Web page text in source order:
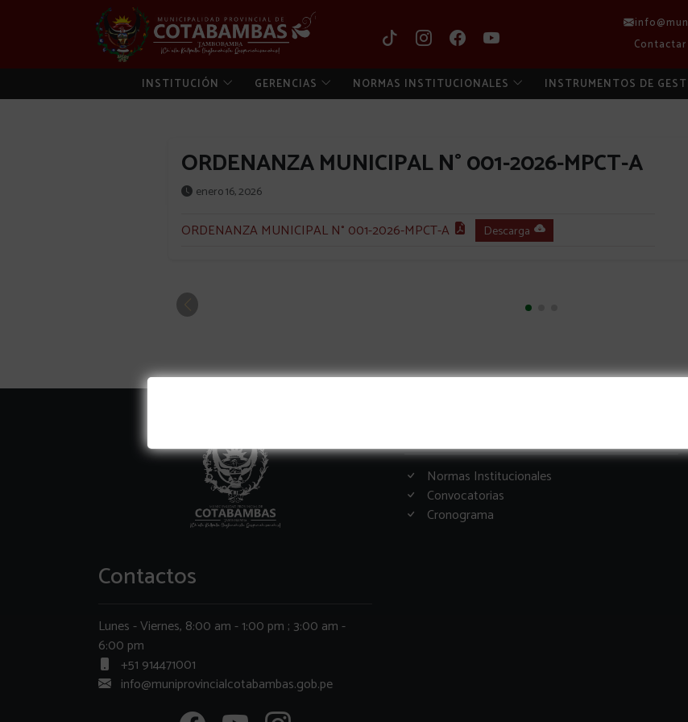
Contactar
INSTITUCIÓN GERENCIAS NORMAS INSTITUCIONALES INSTRUMENTOS DE
ORDENANZA MUNICIPAL N° 001-2026-MPCT-A
enero 16, 2026
ORDENANZA MUNICIPAL N° 001-2026-MPCT-A Descarga
Contactos
Lunes - Viernes, 8:00 am - 1:00 pm ; 3:00 am -
6:00 pm
+51 914471001
info@muniprovincialcotabambas.gob.pe
Normas Institucionales
Convocatorias
Cronograma